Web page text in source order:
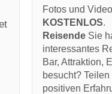
Fotos und Video
KOSTENLOS.
Reisende Sie
interessantes
Bar, Attraktion,
besucht?
positiven